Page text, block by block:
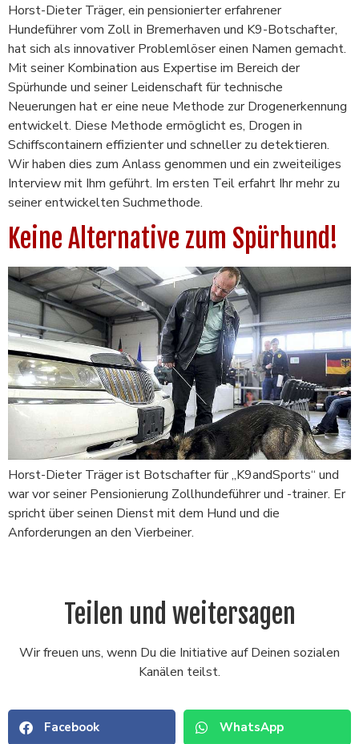
Horst-Dieter Träger, ein pensionierter erfahrener
Hundeführer vom Zoll in Bremerhaven und K9-Botschafter,
hat sich als innovativer Problemlöser einen Namen gemacht.
Mit seiner Kombination aus Expertise im Bereich der
Spürhunde und seiner Leidenschaft für technische
Neuerungen hat er eine neue Methode zur Drogenerkennung
entwickelt. Diese Methode ermöglicht es, Drogen in
Schiffscontainern effizienter und schneller zu detektieren.
Wir haben dies zum Anlass genommen und ein zweiteiliges
Interview mit Ihm geführt. Im ersten Teil erfahrt Ihr mehr zu
seiner entwickelten Suchmethode.
Keine Alternative zum Spürhund!
Horst-Dieter Träger ist Botschafter für „K9andSports“ und
war vor seiner Pensionierung Zollhundeführer und -trainer. Er
spricht über seinen Dienst mit dem Hund und die
Anforderungen an den Vierbeiner.
Teilen und weitersagen
Wir freuen uns, wenn Du die Initiative auf Deinen sozialen
Kanälen teilst.
Facebook WhatsApp